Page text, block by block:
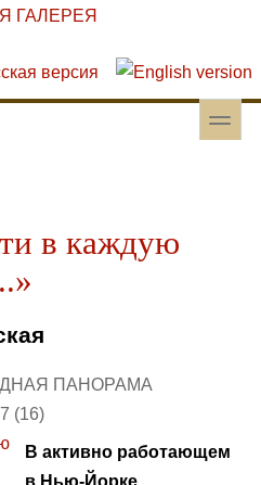
toggle
в каждую
ПАНОРАМА
(16)
В активно работающем
в Нью-Йорке